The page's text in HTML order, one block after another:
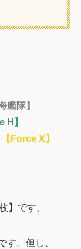
艦隊】
H】
【Force X】
】です。
す。但し、